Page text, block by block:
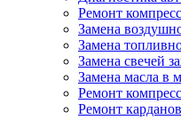
Ремонт
Замена
Замена
Замена свечей
Замена масла в
Ремонт
Ремонт карданов